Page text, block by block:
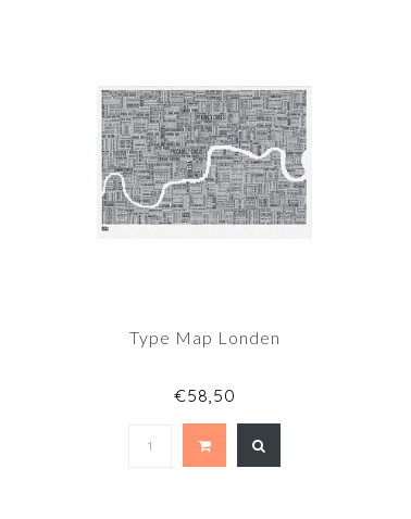
Type Map Londen
€58,50